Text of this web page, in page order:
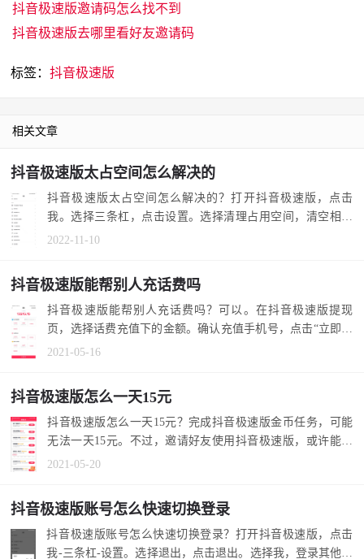
抖音极速版邀请码怎么找不到
抖音极速版去哪里看好友邀请码
标签：抖音极速版
相关文章
抖音极速版太占空间怎么解决的
抖音极速版太占空间怎么解决的？打开抖音极速版，点击
我。选择三条杠，点击设置。选择清理占用空间，清空相关
文件，解决太占...
2022-11-10
抖音极速版能帮别人充话费吗
抖音极速版能帮别人充话费吗？可以。在抖音极速版提现
页，选择话费充值下的金额。确认充值手机号，点击“立即提
现”。 1.在抖音...
2021-05-16
抖音极速版怎么一天15元
抖音极速版怎么一天15元？完成抖音极速版金币任务，可能
无法一天15元。不过，邀请好友使用抖音极速版，或许能实
现一天15元。 ...
2021-05-20
抖音极速版账号怎么快速切换登录
抖音极速版账号怎么快速切换登录？打开抖音极速版，点击
我-三条杠-设置。选择退出，点击退出。选择我，登录其他账